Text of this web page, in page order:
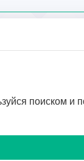
поиском и